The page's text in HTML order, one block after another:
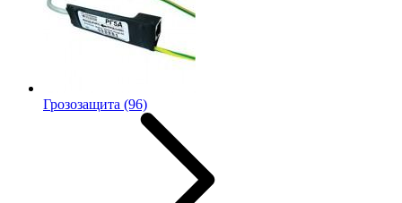
Грозозащита (96)